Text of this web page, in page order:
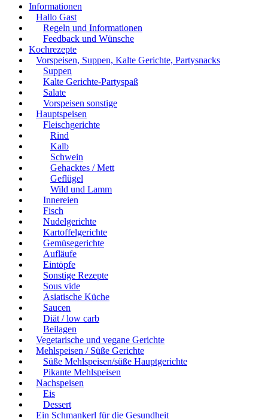
Informationen
Hallo Gast
Regeln und Informationen
Feedback und Wünsche
Kochrezepte
Vorspeisen, Suppen, Kalte Gerichte, Partysnacks
Suppen
Kalte Gerichte-Partyspaß
Salate
Vorspeisen sonstige
Hauptspeisen
Fleischgerichte
Rind
Kalb
Schwein
Gehacktes / Mett
Geflügel
Wild und Lamm
Innereien
Fisch
Nudelgerichte
Kartoffelgerichte
Gemüsegerichte
Aufläufe
Eintöpfe
Sonstige Rezepte
Sous vide
Asiatische Küche
Saucen
Diät / low carb
Beilagen
Vegetarische und vegane Gerichte
Mehlspeisen / Süße Gerichte
Süße Mehlspeisen/süße Hauptgerichte
Pikante Mehlspeisen
Nachspeisen
Eis
Dessert
Ein Schmankerl für die Gesundheit